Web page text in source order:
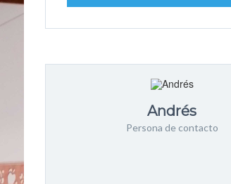
Andrés
Persona de contacto